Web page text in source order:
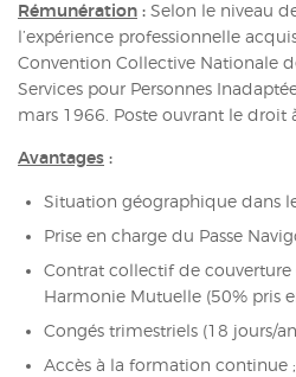
Rémunération : Selon le niveau
l’expérience professionnelle
Convention Collective Nationale
Services pour Personnes
mars 1966. Poste ouvrant le droit
Avantages :
Situation géographique dans
Prise en charge du Passe
Contrat collectif de couverture
Harmonie Mutuelle (50% pris
Congés trimestriels (18 jours/
Accès à la formation continue ;